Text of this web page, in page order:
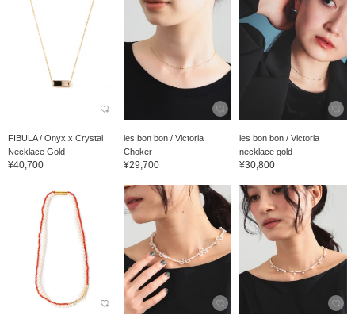
FIBULA / Onyx x Crystal
Necklace Gold
¥40,700
les bon bon / Victoria
Choker
¥29,700
les bon bon / Victoria
necklace gold
¥30,800